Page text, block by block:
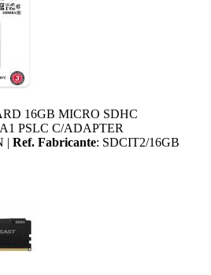
16GB MICRO SDHC
PSLC C/ADAPTER
| Ref. Fabricante: SDCIT2/16GB